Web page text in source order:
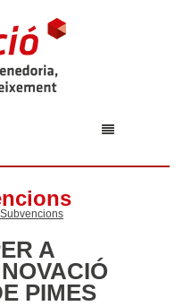
Subvencions
A
PIMES